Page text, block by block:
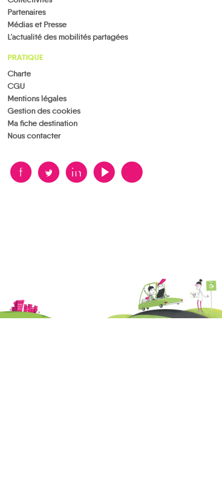
Partenaires
Médias et Presse
L’actualité des mobilités partagées
PRATIQUE
Charte
CGU
Mentions légales
Gestion des cookies
Ma fiche destination
Nous contacter
B A D F V